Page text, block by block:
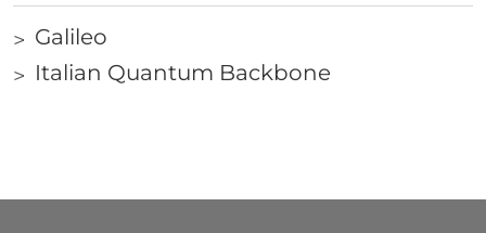
Links
Galileo
Italian Quantum Backbone